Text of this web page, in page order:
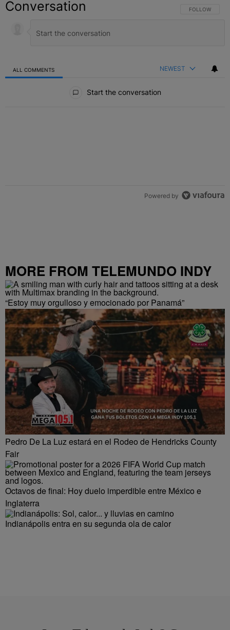
Conversation FOLLOW THIS
FOLLOW
ALL COMMENTS NEWEST
Start the conversation
Powered by
MORE FROM TELEMUNDO INDY
“Estoy muy orgulloso y emocionado por Panamá”
Pedro De La Luz estará en el Rodeo de Hendricks County
Fair
Octavos de final: Hoy duelo imperdible entre México e
Inglaterra
Indianápolis entra en su segunda ola de calor